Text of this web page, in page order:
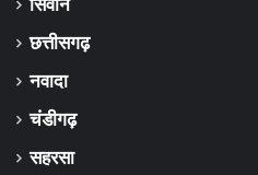
छत्तीसगढ़
नवादा
चंडीगढ़
सहरसा